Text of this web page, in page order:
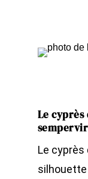
Le cyprès
Le cyprès